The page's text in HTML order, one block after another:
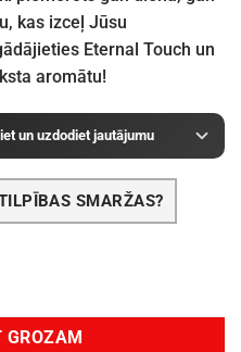
kas izceļ Jūsu
Eternal Touch un
aromātu!
un uzdodiet jautājumu
SMARŽAS?
80 ml daudzums
GROZAM